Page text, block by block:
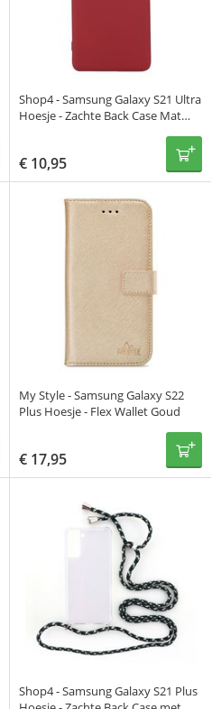
Shop4 - Samsung Galaxy S21 Ultra
Hoesje - Zachte Back Case Mat
€ 10,95
My Style - Samsung Galaxy S22
Plus Hoesje - Flex Wallet Goud
€ 17,95
Shop4 - Samsung Galaxy S21 Plus